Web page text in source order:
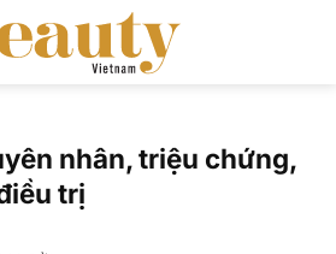
nhân, triệu chứng,
trị